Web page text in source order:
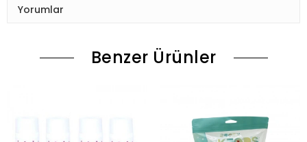
Yorumlar
Benzer Ürünler